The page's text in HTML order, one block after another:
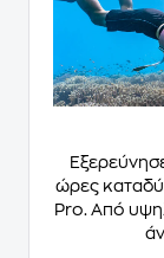
ώρες
Pro. Από